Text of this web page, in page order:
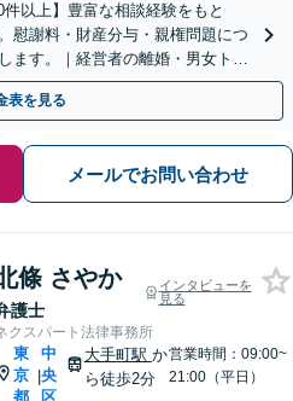
以上】豊富な相談経験をもと
慰謝料・財産分与・親権問題につ
ます。｜経営者の離婚・男女トラ
【休日・夜間相談可】
表を見る
メールでお問い合わせ
條 さやか
護士
インタビューを
見る
クスパート法律事務所
東
京
都
|
中
央
区
大手町駅 か
ら徒歩2分
営業時間：09:00~
21:00（平日）